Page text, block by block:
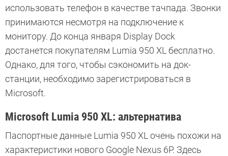
использовать телефон в качестве тачпада. Звонки
принимаются несмотря на подключение к
монитору. До конца января Display Dock
достанется покупателям Lumia 950 XL бесплатно.
Однако, для того, чтобы сэкономить на док-
станции, необходимо зарегистрироваться в
Microsoft.
Microsoft Lumia 950 XL: альтернатива
Паспортные данные Lumia 950 XL очень похожи на
характеристики нового Google Nexus 6P. Здесь